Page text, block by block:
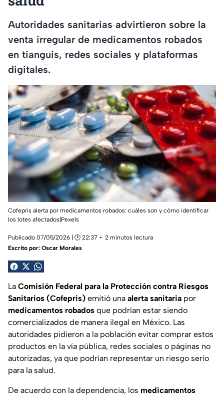
Autoridades sanitarias advirtieron sobre la
venta irregular de medicamentos robados
en tianguis, redes sociales y plataformas
digitales.
Cofepris alerta por medicamentos robados: cuáles son y cómo identificar
los lotes afectados|Pexels
Publicado 07/05/2026 | 🕑 22:37
2 minutos lectura
Escrito por: Oscar Morales
La Comisión Federal para la Protección contra Riesgos
Sanitarios (Cofepris) emitió una alerta sanitaria por
medicamentos robados que podrían estar siendo
comercializados de manera ilegal en México. Las
autoridades pidieron a la población evitar comprar estos
productos en la vía pública, redes sociales o páginas no
autorizadas, ya que podrían representar un riesgo serio
para la salud.
De acuerdo con la dependencia, los medicamentos